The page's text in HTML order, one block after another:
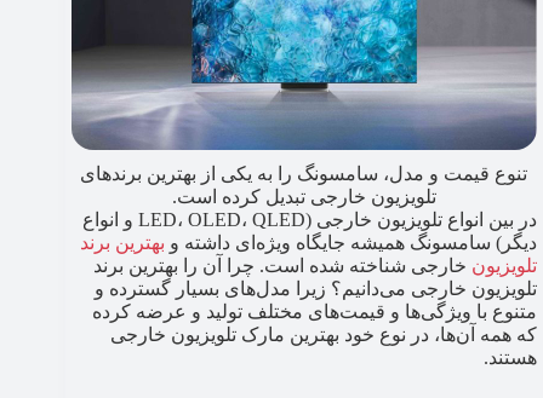
تنوع قیمت و مدل، سامسونگ را به یکی از بهترین برندهای
تلویزیون خارجی تبدیل کرده است.
در بین انواع تلویزیون خارجی (LED، OLED، QLED و انواع
دیگر) سامسونگ همیشه جایگاه ویژه‌ای داشته و بهترین برند
تلویزیون خارجی شناخته شده است. چرا آن را بهترین برند
تلویزیون خارجی می‌دانیم؟ زیرا مدل‌های بسیار گسترده و
متنوع با ویژگی‌ها و قیمت‌های مختلف تولید و عرضه کرده
که همه آن‌ها، در نوع خود بهترین مارک تلویزیون خارجی
هستند.